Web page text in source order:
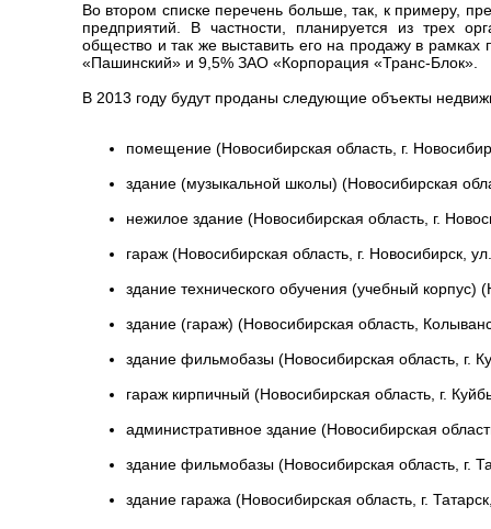
Во втором списке перечень больше, так, к примеру,
предприятий. В частности, планируется из трех
общество и так же выставить его на продажу в
«Пашинский» и 9,5% ЗАО «Корпорация «Транс-Блок».
В 2013 году будут проданы следующие объекты
помещение (Новосибирская область, г.
здание (музыкальной школы) (Новосибирская
нежилое здание (Новосибирская область, г.
гараж (Новосибирская область, г. Новосибирск,
здание технического обучения (учебный корпус)
здание (гараж) (Новосибирская область,
здание фильмобазы (Новосибирская область, г.
гараж кирпичный (Новосибирская область, г.
административное здание (Новосибирская
здание фильмобазы (Новосибирская область, г.
здание гаража (Новосибирская область, г.